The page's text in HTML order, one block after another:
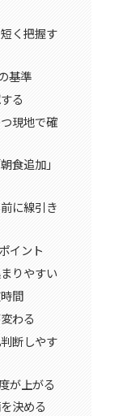
く把握す
基準
る
現地で確
食追加」
に線引き
イント
りやすい
間
わる
断しやす
が上がる
決める